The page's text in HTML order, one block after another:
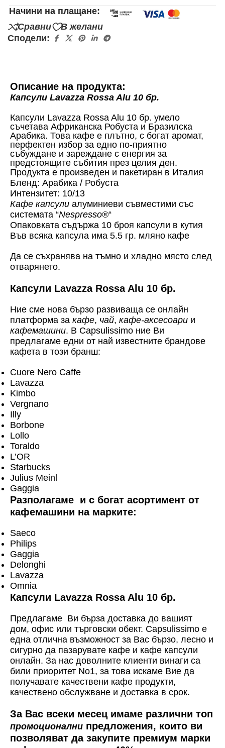
Начини на плащане:
Сравни
В желани
Сподели:
Описание на продукта:
Капсули Lavazza Rossa Alu 10 бр.
Капсули Lavazza Rossa Alu 10 бр. умело
съчетава Африканска Робуста и Бразилска
Арабика. Това кафе е плътно, с богат аромат,
перфектен избор за едно по-приятно
събуждане и зареждане с енергия за
предстоящите събития през целия ден.
Продукта е произведен и пакетиран в Италия
Бленд: Арабика / Робуста
Интензитет: 10/13
Кафе капсули алуминиеви съвместими със
системата “Nespresso®“
Опаковката съдържа 10 броя капсули в кутия
Във всяка капсула има 5.5 гр. мляно кафе
Да се съхранява на тъмно и хладно място след
отварянето.
Капсули Lavazza Rossa Alu 10 бр.
Ние сме нова бързо развиваща се онлайн
платформа за кафе, чай, кафе-аксесоари и
кафемашини. В Capsulissimo ние Ви
предлагаме едни от най известните брандове
кафета в този бранш:
Cuore Nero Caffe
Lavazza
Kimbo
Vergnano
Illy
Borbone
Lollo
Toraldo
L’OR
Starbucks
Julius Meinl
Gaggia
Разполагаме и с богат асортимент от
кафемашини на марките:
Saeco
Philips
Gaggia
Delonghi
Lavazza
Omnia
Капсули Lavazza Rossa Alu 10 бр.
Предлагаме Ви бърза доставка до вашият
дом, офис или търговски обект. Capsulissimo е
една отлична възможност за Вас бързо, лесно и
сигурно да пазарувате кафе и кафе капсули
онлайн. За нас доволните клиенти винаги са
били приоритет No1, за това искаме Вие да
получавате качествени кафе продукти,
качествено обслужване и доставка в срок.
За Вас всеки месец имаме различни топ
промоционални предложения, които ви
позволяват да закупите премиум марки